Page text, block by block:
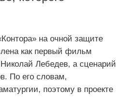
на очной защите
как первый фильм
Лебедев, а сценарий
По его словам,
поэтому в проекте